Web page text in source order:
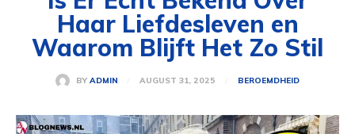
Haar Liefdesleven en
Waarom Blijft Het Zo Stil
BY ADMIN AUGUST 31, 2025 BEROEMDHEID